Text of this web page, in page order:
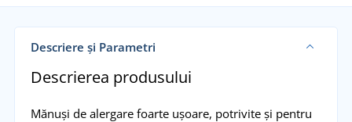
Descriere și Parametri
Descrierea produsului
Mănuși de alergare foarte ușoare, potrivite și pentru